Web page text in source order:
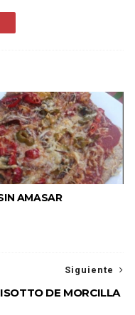
AMASAR
Siguiente
DE MORCILLA